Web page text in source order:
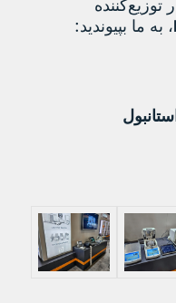
توزیع‌کننده
، به ما بپیوندید: